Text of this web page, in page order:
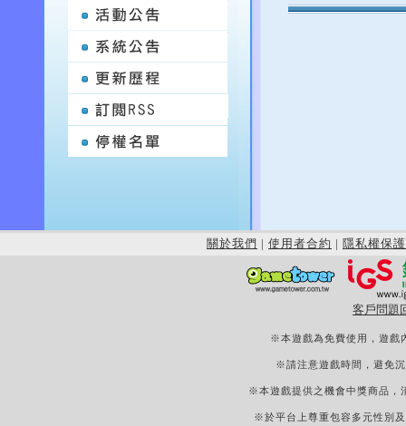
關於我們 | 使用者合約 | 隱私權保護
客戶問題
※本遊戲為免費使用，遊戲
※請注意遊戲時間，避免
※本遊戲提供之機會中獎商品，
※於平台上尊重包容多元性別